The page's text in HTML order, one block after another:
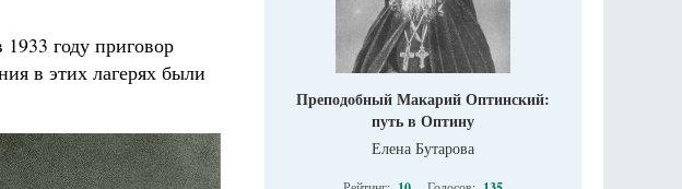
году приговор
в этих лагерях были
Преподобный Макарий Оптинский:
путь в Оптину
Елена Бутарова